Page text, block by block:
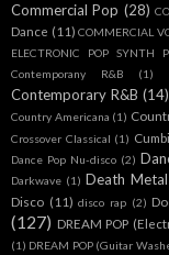
Commercial Pop (28)
Dance (11) COMMERCIAL
ELECTRONIC POP SYNTH
Contemporany R&B (1)
Contemporary R&B (14)
Country Americana (1)
Crossover Classical (1)
Dance Pop Nu-disco (2)
Darkwave (1) Death Metal
Disco (11) disco rap (2)
(127) DREAM POP
(1) DREAM POP (Guitar